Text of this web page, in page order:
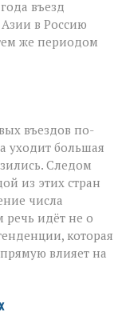
трудовых
мигрантов
в
РФ
въезд
в Россию
же периодом
въездов по-
уходит большая
Следом
из этих стран
числа
идёт не о
которая
влияет на